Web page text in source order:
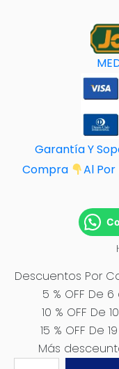
Garantía Y
Compra
Al Por
Descuentos Por
5 % OFF De
10 % OFF De
15 % OFF De
Más